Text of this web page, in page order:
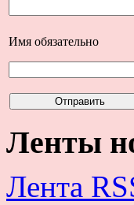
Имя обязательно
Ленты
Лента